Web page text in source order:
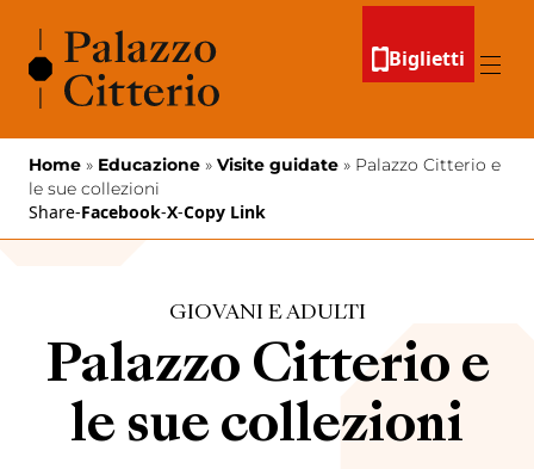
Biglietti
Menu
Home » Educazione » Visite guidate » Palazzo Citterio e
le sue collezioni
Share-Facebook-X-Copy Link
GIOVANI E ADULTI
Palazzo Citterio e
le sue collezioni